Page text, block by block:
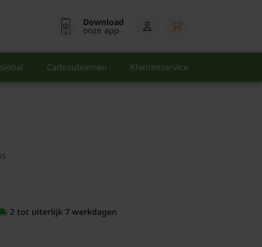
Download
onze app
Cadeaubonnen Klantenservice
2 tot uiterlijk 7 werkdagen